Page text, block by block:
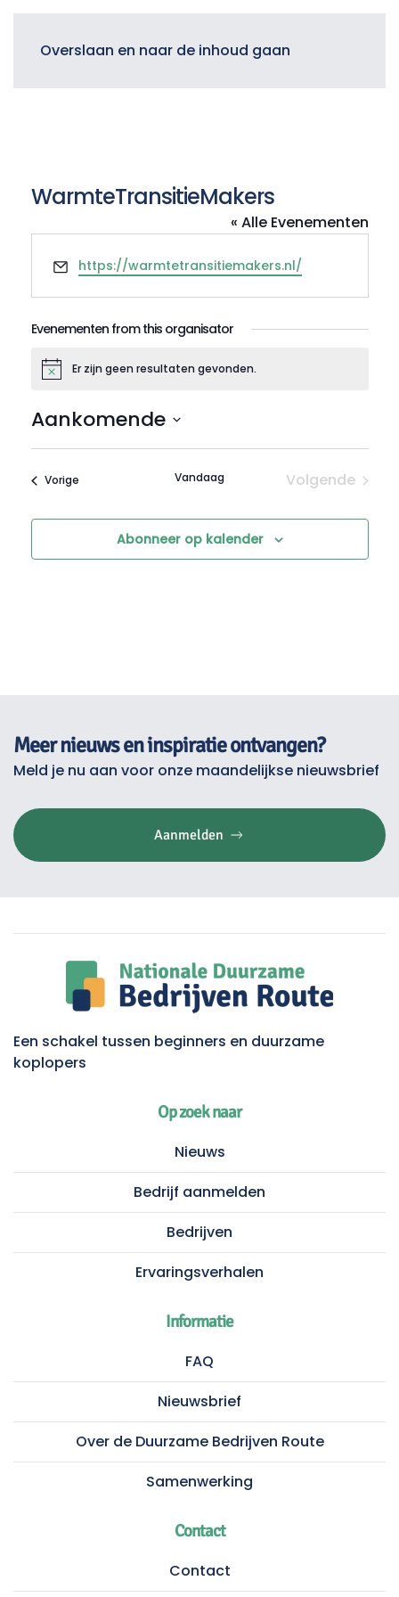
Overslaan en naar de inhoud gaan
WarmteTransitieMakers
« Alle Evenementen
E-
https://warmtetransitiemakers.nl/
Evenementen from this organisator
BerichtEr zijn geen resultaten gevonden.
Aankomende
Selecteer
datum.
VorigeEvenementen Vandaag
Volgende
Abonneer op kalender
Meer nieuws en inspiratie ontvangen?
Meld je nu aan voor onze maandelijkse nieuwsbrief
Aanmelden
Een schakel tussen beginners en duurzame
koplopers
Op zoek naar
Nieuws
Bedrijf aanmelden
Bedrijven
Ervaringsverhalen
Informatie
FAQ
Nieuwsbrief
Over de Duurzame Bedrijven Route
Samenwerking
Contact
Contact